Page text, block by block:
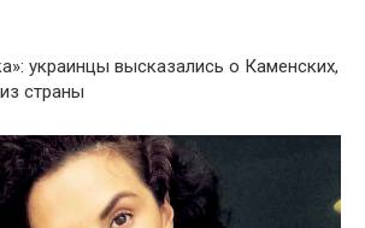
украинцы высказались о Каменских,
страны